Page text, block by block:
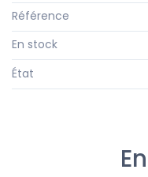
Référence
En stock
État